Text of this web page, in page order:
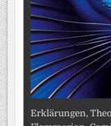
Erklärungen,